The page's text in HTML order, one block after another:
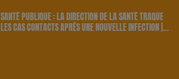
SANTÉ PUBLIQUE : LA DIRECTION DE LA SANTÉ TRAQUE
LES CAS CONTACTS APRÈS UNE NOUVELLE INFECTION |